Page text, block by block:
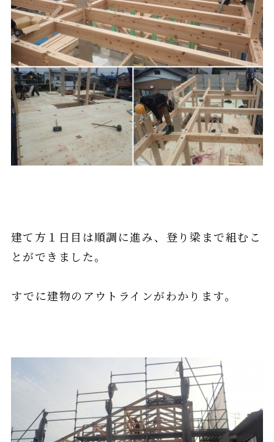
建て方１日目は順調に進み、登り梁まで組むこ
とができました。
すでに建物のアウトラインがわかります。